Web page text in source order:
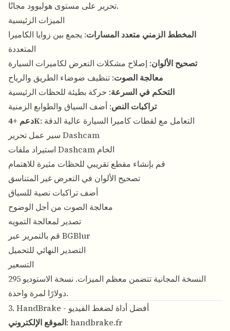
تحرير على مستوى هوليوود مجانًا.
الميزات الرئيسية
المخطط الزمني متعدد المسارات: يجمع بين زوايا الكاميرا
المتعددة
تصحيح الألوان: إصلاح مشكلات التعرض لكاميرات السيارة
معالجة الصوت: تنظيف ضوضاء الطريق والرياح
التحكم في السرعة: حركة بطيئة للحظات الرئيسية
تراكبات النص: أضف السياق والطوابع الزمنية
دعم +4K : التعامل مع لقطات كاميرا السيارة عالية الدقة
سير عمل تحرير Dashcam
استيراد ملفات Dashcam الخام
قم بإنشاء مقطع تقريبي للحظات مثيرة للاهتمام
تصحيح الألوان في التعرض غير المتناسق
أضف تراكبات نصية للسياق
معالجة الصوت من أجل الوضوح
تصدير لمعالجة التمويه
قم بالتمرير عبر BGBlur
التصدير النهائي للتحميل
التسعير
النسخة المجانية تتضمن معظم الميزات. نسخة الاستوديو 295
دولارًا لمرة واحدة.
3. HandBrake - أفضل أداة لضغط الفيديو
الموقع الإلكتروني: handbrake.fr